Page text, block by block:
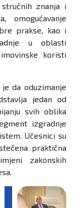
znanja i
omogućavanje
prakse, kao i
u oblasti
koristi
da oduzimanje
jedan od
svih oblika
izgradnje
Učesnici su
praktična
zakonskih